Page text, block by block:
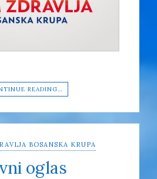
READING…
BOSANSKA KRUPA
oglas